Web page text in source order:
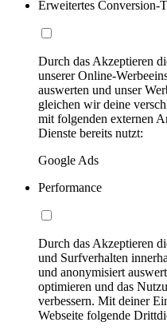
Erweitertes Conversion-
Durch das Akzeptieren
unserer Online-
auswerten und unser
gleichen wir deine
mit folgenden externen
Dienste bereits nutzt:
Google Ads
Performance
Durch das Akzeptieren
und Surfverhalten
und anonymisiert
optimieren und das
verbessern. Mit deiner
Webseite folgende